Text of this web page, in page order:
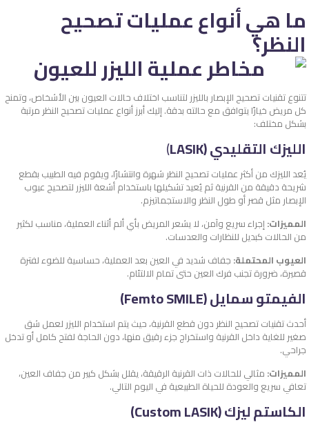
ما هي أنواع عمليات تصحيح
النظر؟
تتنوع تقنيات تصحيح الإبصار بالليزر لتناسب اختلاف حالات العيون بين الأشخاص، وتمنح
كل مريض خيارًا يتوافق مع حالته بدقة. إليك أبرز أنواع عمليات تصحيح النظر مرتبة
بشكل مختلف:
الليزك التقليدي (LASIK )
يُعد الليزك من أكثر عمليات تصحيح النظر شهرة وانتشارًا، ويقوم فيه الطبيب بقطع
شريحة دقيقة من القرنية ثم يُعيد تشكيلها باستخدام أشعة الليزر لتصحيح عيوب
الإبصار مثل قصر أو طول النظر والاستجماتيزم.
المميزات:إجراء سريع وآمن، لا يشعر المريض بأي ألم أثناء العملية، مناسب لكثير
من الحالات كبديل للنظارات والعدسات.
العيوب المحتملة: جفاف شديد في العين بعد العملية، حساسية للضوء لفترة
قصيرة، ضرورة تجنب فرك العين حتى تمام الالتئام.
الفيمتو سمايل (Femto SMILE)
أحدث تقنيات تصحيح النظر دون قطع القرنية، حيث يتم استخدام الليزر لعمل شق
صغير للغاية داخل القرنية واستخراج جزء رقيق منها، دون الحاجة لفتح كامل أو تدخل
جراحي.
المميزات: مثالي للحالات ذات القرنية الرقيقة، يقلل بشكل كبير من جفاف العين،
تعافي سريع والعودة للحياة الطبيعية في اليوم التالي.
الكاستم ليزك (Custom LASIK)